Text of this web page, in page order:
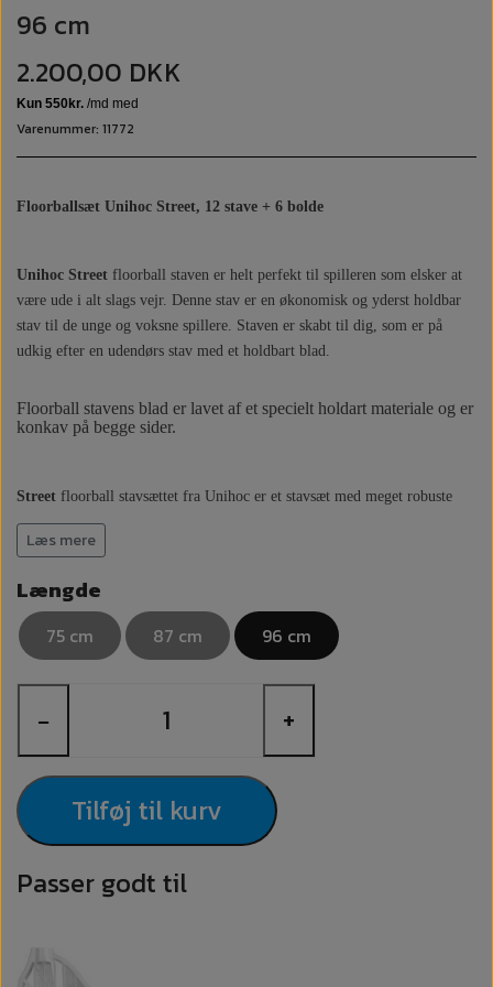
96 cm
2.200,00 DKK
Varenummer: 11772
Floorballsæt Unihoc Street, 12 stave + 6 bolde
Unihoc Street floorball staven er helt perfekt til spilleren som elsker at
være ude i alt slags vejr. Denne stav er en økonomisk og yderst holdbar
stav til de unge og voksne spillere. Staven er skabt til dig, som er på
udkig efter en udendørs stav med et holdbart blad.
Floorball stavens blad er lavet af et specielt holdart materiale og er
konkav på begge sider.
Street floorball stavsættet fra Unihoc er et stavsæt med meget robuste
stave og blade. Street stavsættet er specielt velegnet til udendørs brug.
Floorball - eller hockey sættet, som det også kaldes, anvendes ofte af
ungdomsklubber, skoler, universiteter og lignende institutioner.
Specifikationer:
Sættet leveres i følgende farve:
Orange/Black/White
Sættet leveres i længde:
75, 87 og 96 cm
Sættet indeholder:12 stave samt 6 bolde.
Bemærk: Længden på staven er uden blad. Incl. blad lægges
Læs mere
Længde
75 cm 87 cm 96 cm
− +
Tilføj til kurv
Passer godt til